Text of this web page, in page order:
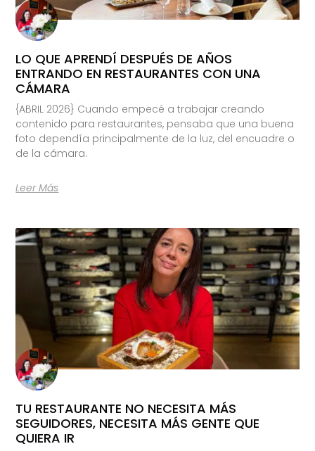
LO QUE APRENDÍ DESPUÉS DE AÑOS
ENTRANDO EN RESTAURANTES CON UNA
CÁMARA
{ABRIL 2026} Cuando empecé a trabajar creando
contenido para restaurantes, pensaba que una buena
foto dependía principalmente de la luz, del encuadre o
de la cámara.
Leer Más
TU RESTAURANTE NO NECESITA MÁS
SEGUIDORES, NECESITA MÁS GENTE QUE
QUIERA IR